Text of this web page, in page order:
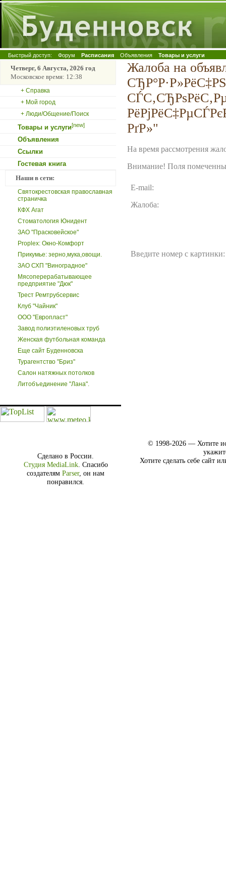
Быстрый доступ: Форум Расписания Объявления Товары и услуги
Четверг, 6 Августа, 2026 год
Московское время: 12:38
+ Справка
+ Мой город
+ Люди/Общение/Поиск
Товары и услуги[new]
Объявления
Ссылки
Гостевая книга
Наши в сети:
Святокрестовская православная
страничка
КФХ Агат
Стоматология Юнидент
ЗАО "Прасковейское"
Proplex: Окно-Комфорт
Прикумье: зерно,мука,овощи.
ЗАО СХП "Виноградное"
Мясоперерабатывающее
предприятие "Дюк"
Трест Ремтрубсервис
Клуб "Чайник"
ООО "Европласт"
Завод полиэтиленовых труб
Женская футбольная команда
Еще сайт Буденновска
Турагентство "Бриз"
Салон натяжных потолков
Литобъединение "Лана".
Жалоба на
РґР»"
На время рассмотрения
Внимание! Поля
E-mail:
Жалоба:
Введите номер с картинки:
Сделано в России.
Студия MediaLink. Спасибо
создателям Parser, он нам
понравился.
© 1998-2026 — Хотите
Хотите сделать себе сайт